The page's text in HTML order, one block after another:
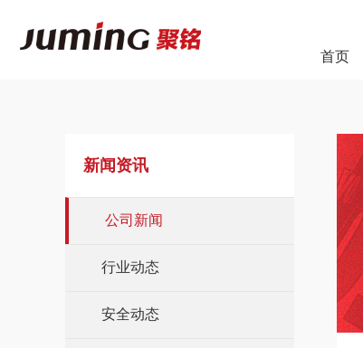
首页
新闻资讯
公司新闻
行业动态
安全动态